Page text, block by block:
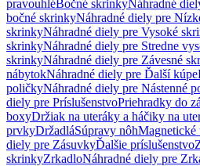
pravouhléBočné skrinkyNáhradné
bočné skrinkyNáhradné diely pre
skrinkyNáhradné diely pre Vysoké
skrinkyNáhradné diely pre Stredne
skrinkyNáhradné diely pre Závesné
nábytokNáhradné diely pre Ďalší
poličkyNáhradné diely pre Nástenné
diely pre PríslušenstvoPriehradky do
boxyDržiak na uteráky a háčiky na
prvkyDržadláSúpravy nôhMagnetické
diely pre ZásuvkyĎalšie príslušenstvo
skrinkyZrkadloNáhradné diely pre